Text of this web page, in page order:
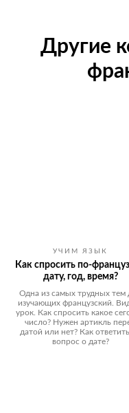
Другие
УЧИМ ЯЗЫК
Как спросить по-
дату, год, время?
Одна из самых трудных тем
изучающих французский.
урок. Как спросить какое
число? Нужен артикль
датой или нет? Как
вопрос о дате?